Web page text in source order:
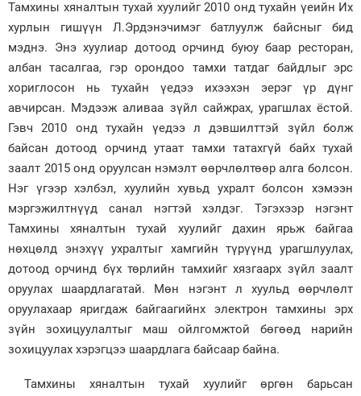
Тамхины хяналтын тухай хуулийг 2010 онд тухайн үеийн Их
хурлын гишүүн Л.Эрдэнэчимэг батлуулж байсныг бид
мэднэ. Энэ хуулиар дотоод орчинд буюу баар ресторан,
албан тасалгаа, гэр орондоо тамхи татдаг байдлыг эрс
хориглосон нь тухайн үедээ ихээхэн эерэг үр дүнг
авчирсан. Мэдээж аливаа зүйл сайжрах, урагшлах ёстой.
Гэвч 2010 онд тухайн үедээ л дэвшилттэй зүйл болж
байсан дотоод орчинд утаат тамхи татахгүй байх тухай
заалт 2015 онд оруулсан нэмэлт өөрчлөлтөөр алга болсон.
Нэг үгээр хэлбэл, хуулийн хувьд ухралт болсон хэмээн
мэргэжилтнүүд санал нэгтэй хэлдэг. Тэгэхээр нэгэнт
Тамхины хяналтын тухай хуулийг дахин ярьж байгаа
нөхцөлд энэхүү ухралтыг хамгийн түрүүнд урагшлуулах,
дотоод орчинд бүх төрлийн тамхийг хязгаарх зүйл заалт
оруулах шаардлагатай. Мөн нэгэнт л хуульд өөрчлөлт
оруулахаар яригдаж байгаагийнх электрон тамхины эрх
зүйн зохицуулалтыг маш ойлгомжтой бөгөөд нарийн
зохицуулах хэрэгцээ шаардлага байсаар байна.
Тамхины хяналтын тухай хуулийг өргөн барьсан